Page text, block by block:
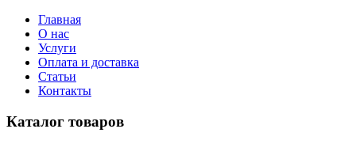
Главная
О нас
Услуги
Оплата и доставка
Статьи
Контакты
Каталог товаров